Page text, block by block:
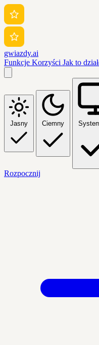
gwiazdy.ai
Funkcje Korzyści Jak to
Jasny Ciemny
Rozpocznij